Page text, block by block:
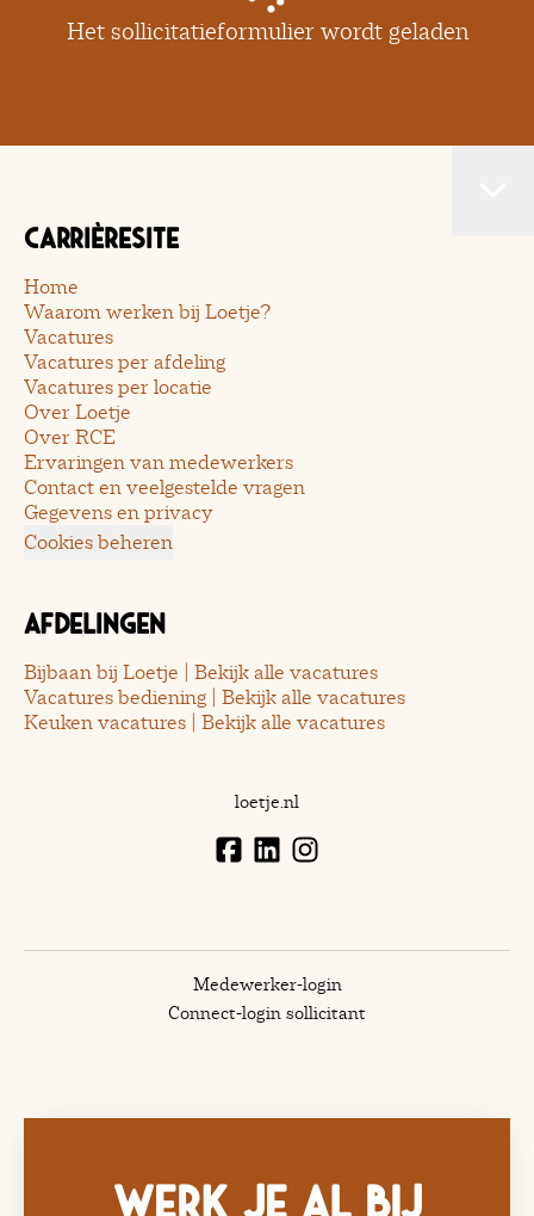
Het sollicitatieformulier wordt geladen
Carrièresite
Home
Waarom werken bij Loetje?
Vacatures
Vacatures per afdeling
Vacatures per locatie
Over Loetje
Over RCE
Ervaringen van medewerkers
Contact en veelgestelde vragen
Gegevens en privacy
Cookies beheren
Afdelingen
Bijbaan bij Loetje | Bekijk alle vacatures
Vacatures bediening | Bekijk alle vacatures
Keuken vacatures | Bekijk alle vacatures
loetje.nl
Medewerker-login
Connect-login sollicitant
Werk je al bij